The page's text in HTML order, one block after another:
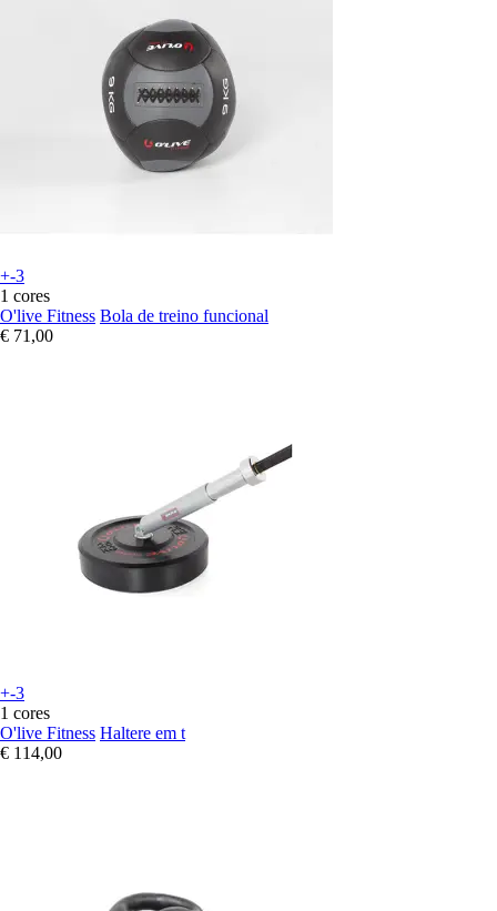
+-3
1 cores
O'live Fitness Bola de treino funcional
€ 71,00
+-3
1 cores
O'live Fitness Haltere em t
€ 114,00